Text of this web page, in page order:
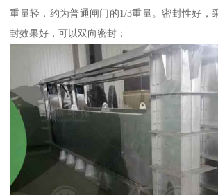
重量轻，约为普通闸门的1/3重量。密封性好，
封效果好，可以双向密封；